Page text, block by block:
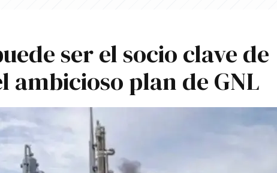
ser el socio clave de
ambicioso plan de GNL